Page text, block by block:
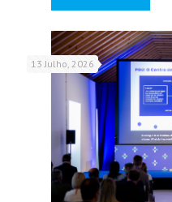
13 Julho, 2026